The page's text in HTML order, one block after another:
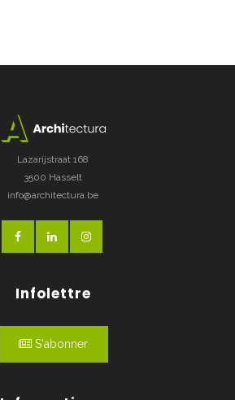
Lazarijstraat 168
3500 Hasselt
info@architectura.be
Infolettre
S'abonner